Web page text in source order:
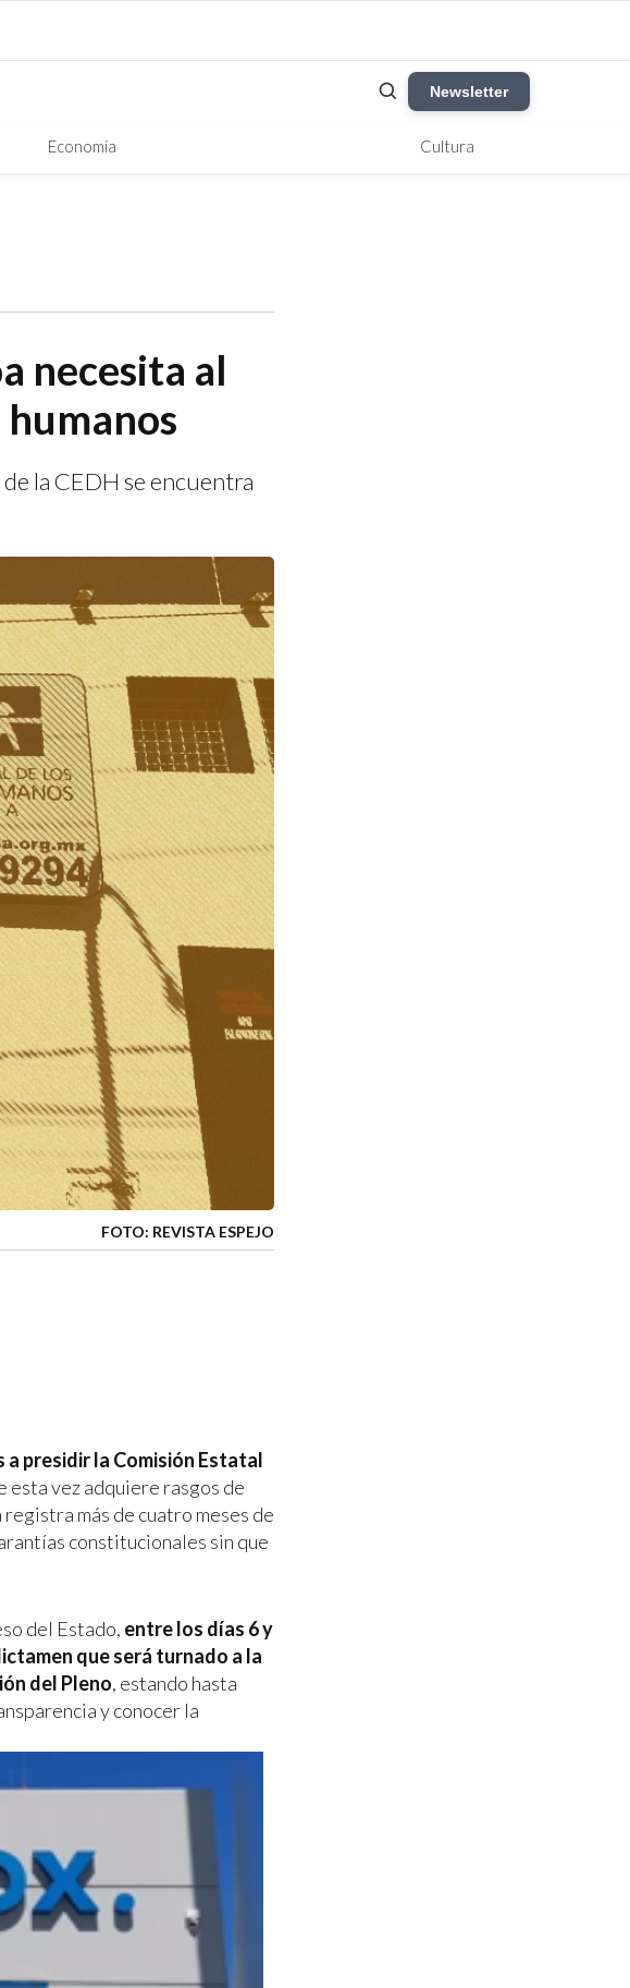
Newsletter
Economía Cultura
necesita al
la CEDH se encuentra
FOTO: REVISTA ESPEJO
a presidir la Comisión Estatal
esta vez adquiere rasgos de
más de cuatro meses de
constitucionales sin que
del Estado, entre los días 6 y
que será turnado a la
del Pleno, estando hasta
y conocer la